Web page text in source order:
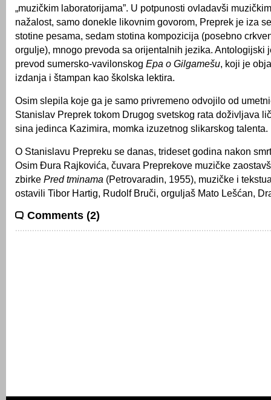
„muzičkim laboratorijama”. U potpunosti ovladavši
nažalost, samo donekle likovnim govorom, Preprek je iza
stotine pesama, sedam stotina kompozicija (posebno
orgulje), mnogo prevoda sa orijentalnih jezika. Antologijski
prevod sumersko-vavilonskog Epa o Gilgamešu, koji je
izdanja i štampan kao školska lektira.
Osim slepila koje ga je samo privremeno odvojilo od
Stanislav Preprek tokom Drugog svetskog rata doživljava
sina jedinca Kazimira, momka izuzetnog slikarskog talenta.
O Stanislavu Prepreku se danas, trideset godina nakon
Osim Đura Rajkovića, čuvara Preprekove muzičke
zbirke Pred tminama (Petrovaradin, 1955), muzičke i
ostavili Tibor Hartig, Rudolf Bruči, orguljaš Mato Lešćan,
Comments (2)